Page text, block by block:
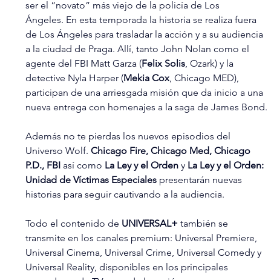
ser el “novato” más viejo de la policía de Los
Ángeles. En esta temporada la historia se realiza fuera
de Los Ángeles para trasladar la acción y a su audiencia
a la ciudad de Praga. Allí, tanto John Nolan como el
agente del FBI Matt Garza (Felix Solis , Ozark) y la
detective Nyla Harper (Mekia Cox , Chicago MED),
participan de una arriesgada misión que da inicio a una
nueva entrega con homenajes a la saga de James Bond.
Además no te pierdas los nuevos episodios del
Universo Wolf. Chicago Fire, Chicago Med, Chicago
P.D., FBI así como La Ley y el Orden y La Ley y el Orden:
Unidad de Víctimas Especiales presentarán nuevas
historias para seguir cautivando a la audiencia.
Todo el contenido de UNIVERSAL+ también se
transmite en los canales premium: Universal Premiere,
Universal Cinema, Universal Crime, Universal Comedy y
Universal Reality, disponibles en los principales